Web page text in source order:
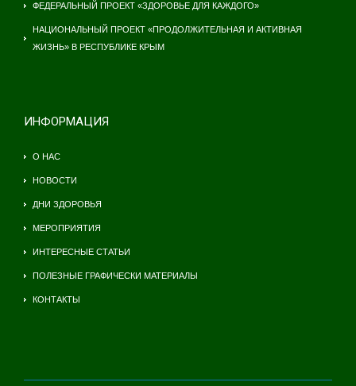
ФЕДЕРАЛЬНЫЙ ПРОЕКТ «ЗДОРОВЬЕ ДЛЯ КАЖДОГО»
НАЦИОНАЛЬНЫЙ ПРОЕКТ «ПРОДОЛЖИТЕЛЬНАЯ И АКТИВНАЯ
ЖИЗНЬ» В РЕСПУБЛИКЕ КРЫМ
ИНФОРМАЦИЯ
О НАС
НОВОСТИ
ДНИ ЗДОРОВЬЯ
МЕРОПРИЯТИЯ
ИНТЕРЕСНЫЕ СТАТЬИ
ПОЛЕЗНЫЕ ГРАФИЧЕСКИ МАТЕРИАЛЫ
КОНТАКТЫ